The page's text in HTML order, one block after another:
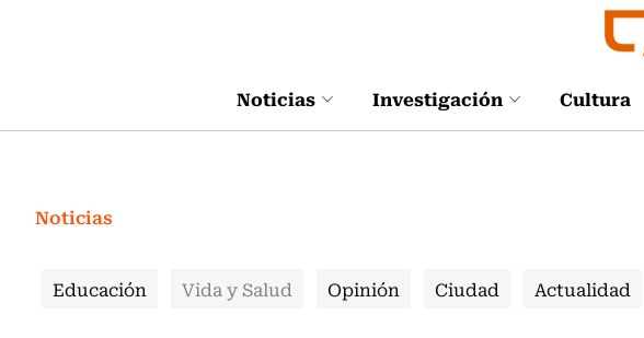
Noticias Investigación Cultura
Noticias
Educación Vida y Salud Opinión Ciudad Actualidad